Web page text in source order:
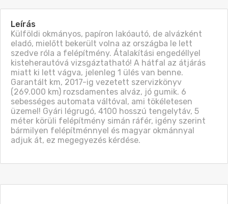
Leírás
Külföldi okmányos, papíron lakóautó, de alvázként
eladó, mielőtt bekerült volna az országba le lett
szedve róla a felépítmény. Átalakítási engedéllyel
kisteherautóvá vizsgáztatható! A hátfal az átjárás
miatt ki lett vágva, jelenleg 1 ülés van benne.
Garantált km, 2017-ig vezetett szervizkönyv
(269.000 km) rozsdamentes alváz, jó gumik. 6
sebességes automata váltóval, ami tökéletesen
üzemel! Gyári légrugó, 4100 hosszú tengelytáv, 5
méter körüli felépítmény simán ráfér, igény szerint
bármilyen felépítménnyel és magyar okmánnyal
adjuk át, ez megegyezés kérdése.